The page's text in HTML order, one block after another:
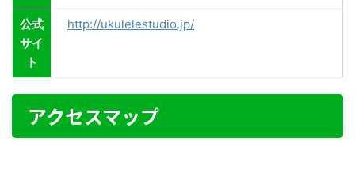
公式
サイ
ト
http://ukulelestudio.jp/
アクセスマップ